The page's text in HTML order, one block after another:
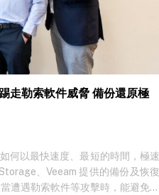
勒索軟件威脅 備份還原極
何以最快速度、最短的時間，極速
、Veeam 提供的備份及恢復
遭遇勒索軟件等攻擊時，能避免備